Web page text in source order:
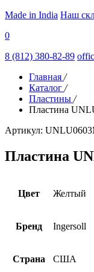
Made in India Наш
0
8 (812) 380-82-89
Главная /
Каталог /
Пластины /
Пластина
Артикул:
Пластина
Цвет Желтый
Бренд Ingersoll
Страна США